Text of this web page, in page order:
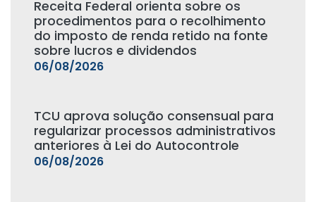
Receita Federal orienta sobre os
procedimentos para o recolhimento
do imposto de renda retido na fonte
sobre lucros e dividendos
06/08/2026
TCU aprova solução consensual para
regularizar processos administrativos
anteriores à Lei do Autocontrole
06/08/2026